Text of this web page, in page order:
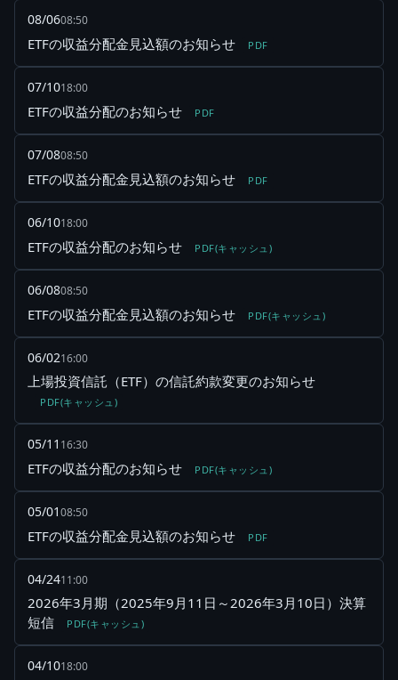
08/0608:50
ETFの収益分配金見込額のお知らせ PDF
07/1018:00
ETFの収益分配のお知らせ PDF
07/0808:50
ETFの収益分配金見込額のお知らせ PDF
06/1018:00
ETFの収益分配のお知らせ PDF(キャッシュ)
06/0808:50
ETFの収益分配金見込額のお知らせ PDF(キャッシュ)
06/0216:00
上場投資信託（ETF）の信託約款変更のお知らせ
PDF(キャッシュ)
05/11 16:30
ETFの収益分配のお知らせ PDF(キャッシュ)
05/0108:50
ETFの収益分配金見込額のお知らせ PDF
04/2411:00
2026年3月期（2025年9月11日～2026年3月10日）決算
短信
PDF(キャッシュ)
04/1018:00